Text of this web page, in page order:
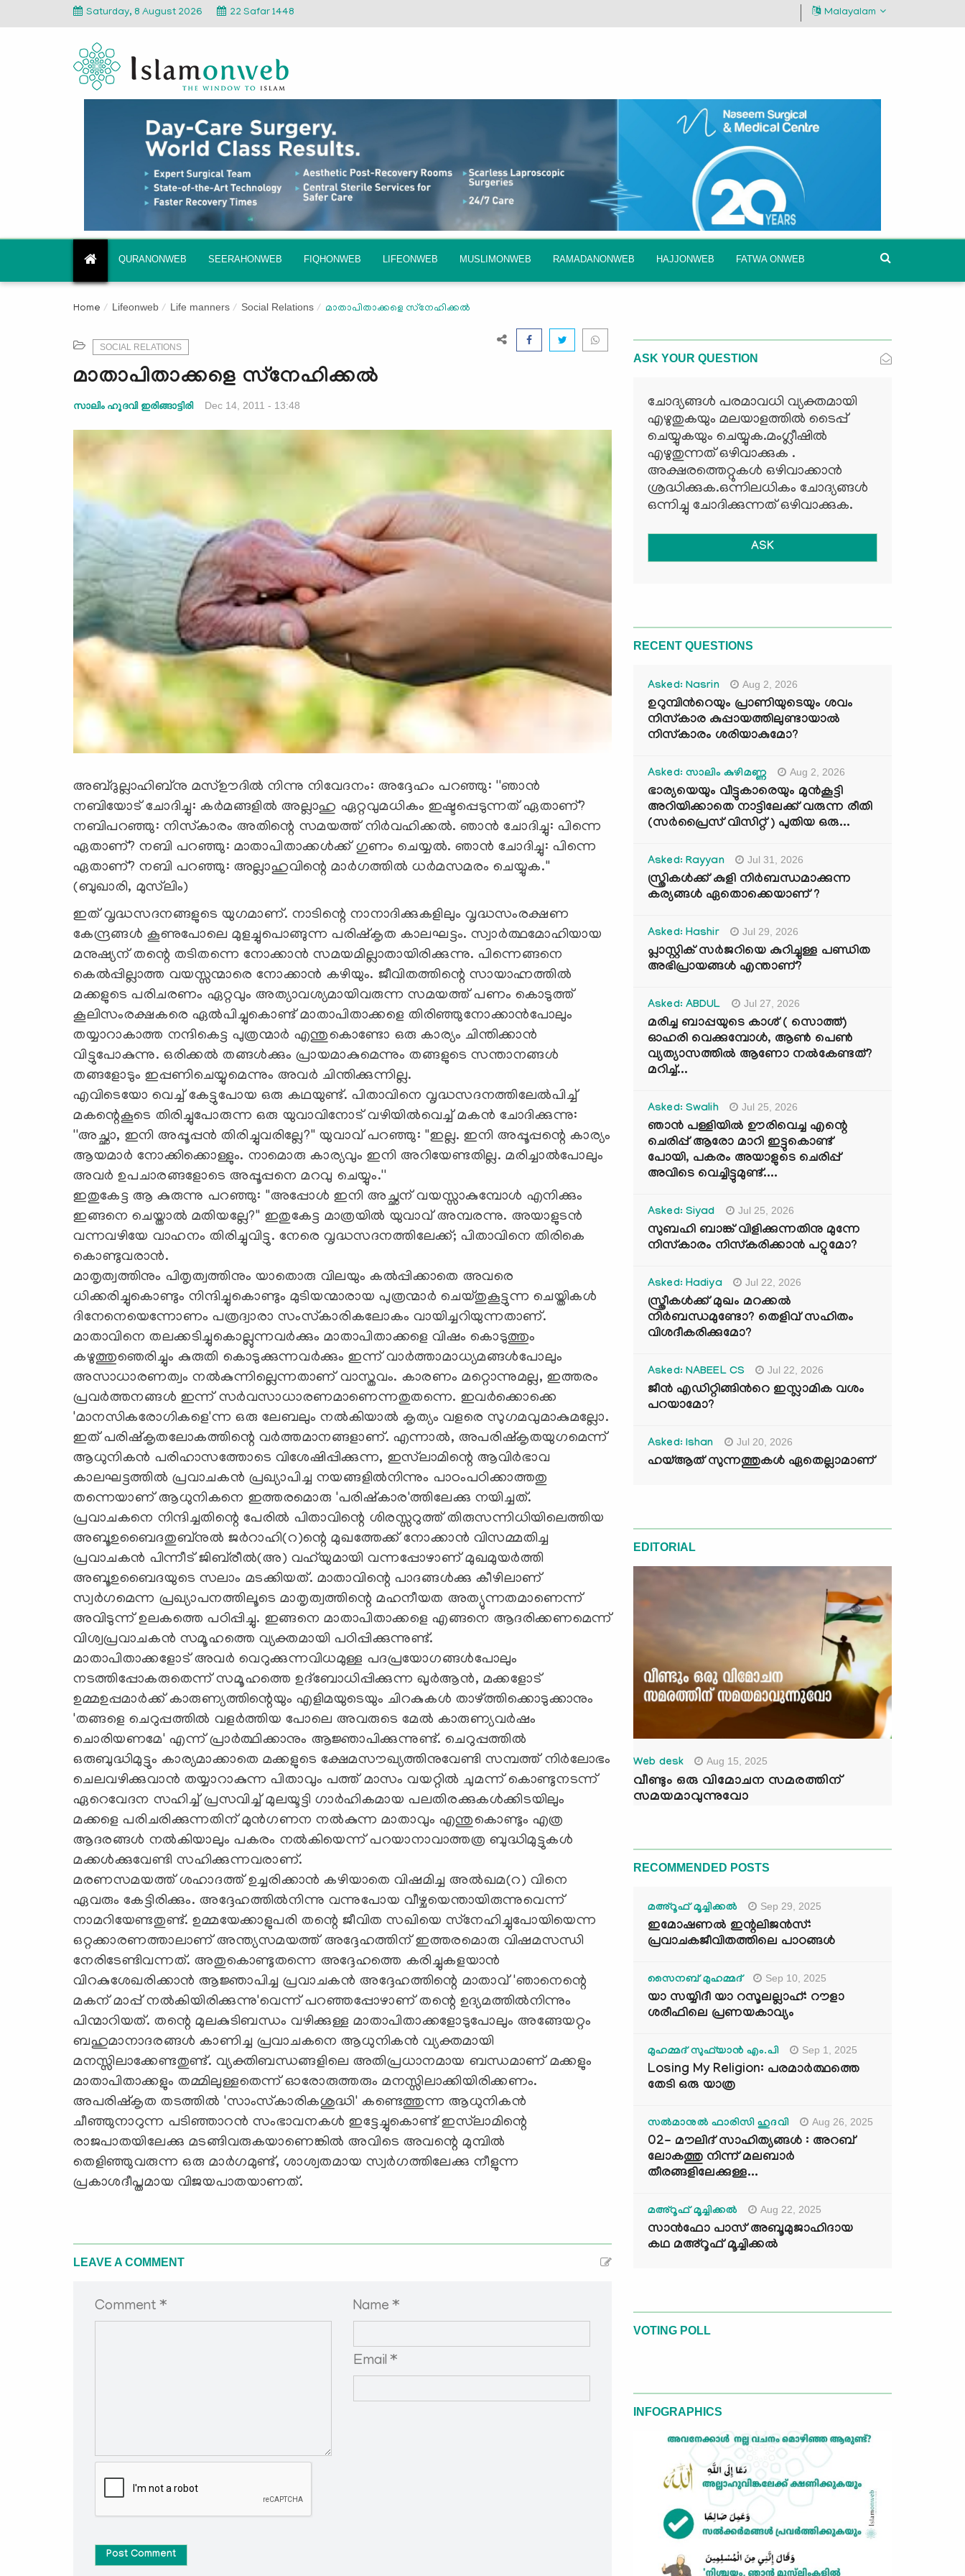
Saturday, 8 August 2026 22 Safar 1448 Malayalam
QURANONWEB SEERAHONWEB FIQHONWEB LIFEONWEB MUSLIMONWEB RAMADANONWEB HAJJONWEB FATWA ONWEB
Home Lifeonweb Life manners Social Relations മാതാപിതാക്കളെ സ്‌നേഹിക്കല്‍
SOCIAL RELATIONS
മാതാപിതാക്കളെ സ്‌നേഹിക്കല്‍
സാലിം ഹൂദവി ഇരിങ്ങാട്ടിരി Dec 14, 2011 - 13:48
അബ്ദുല്ലാഹിബ്‌നു മസ്ഊദില്‍ നിന്നു നിവേദനം: അദ്ദേഹം പറഞ്ഞു: ''ഞാന്‍
നബിയോട് ചോദിച്ചു: കര്‍മങ്ങളില്‍ അല്ലാഹു ഏറ്റവുമധികം ഇഷ്ടപ്പെടുന്നത് ഏതാണ്?
നബിപറഞ്ഞു: നിസ്‌കാരം അതിന്റെ സമയത്ത് നിര്‍വഹിക്കല്‍. ഞാന്‍ ചോദിച്ചു: പിന്നെ
ഏതാണ്? നബി പറഞ്ഞു: മാതാപിതാക്കള്‍ക്ക് ഗുണം ചെയ്യല്‍. ഞാന്‍ ചോദിച്ചു: പിന്നെ
ഏതാണ്? നബി പറഞ്ഞു: അല്ലാഹുവിന്റെ മാര്‍ഗത്തില്‍ ധര്‍മസമരം ചെയ്യുക.''
(ബുഖാരി, മുസ്‌ലിം)
ഇത് വൃദ്ധസദനങ്ങളുടെ യുഗമാണ്. നാടിന്റെ നാനാദിക്കുകളിലും വൃദ്ധസംരക്ഷണ
കേന്ദ്രങ്ങള്‍ കൂണുപോലെ മുളച്ചുപൊങ്ങുന്ന പരിഷ്‌കൃത കാലഘട്ടം. സ്വാര്‍ത്ഥമോഹിയായ
മനുഷ്യന് തന്റെ തടിതന്നെ നോക്കാന്‍ സമയമില്ലാതായിരിക്കുന്നു. പിന്നെങ്ങനെ
കെല്‍പ്പില്ലാത്ത വയസ്സന്മാരെ നോക്കാന്‍ കഴിയും. ജീവിതത്തിന്റെ സായാഹ്നത്തില്‍
മക്കളുടെ പരിചരണം ഏറ്റവും അത്യാവശ്യമായിവരുന്ന സമയത്ത് പണം കൊടുത്ത്
കൂലിസംരക്ഷകരെ ഏല്‍പിച്ചുകൊണ്ട് മാതാപിതാക്കളെ തിരിഞ്ഞുനോക്കാന്‍പോലും
തയ്യാറാകാത്ത നന്ദികെട്ട പുത്രന്മാര്‍ എന്തുകൊണ്ടോ ഒരു കാര്യം ചിന്തിക്കാന്‍
വിട്ടുപോകുന്നു. ഒരിക്കല്‍ തങ്ങള്‍ക്കും പ്രായമാകുമെന്നും തങ്ങളുടെ സന്താനങ്ങള്‍
തങ്ങളോടും ഇപ്പണിചെയ്യുമെന്നും അവര്‍ ചിന്തിക്കുന്നില്ല.
എവിടെയോ വെച്ച് കേട്ടുപോയ ഒരു കഥയുണ്ട്. പിതാവിനെ വൃദ്ധസദനത്തിലേല്‍പിച്ച്
മകന്റെകൂടെ തിരിച്ചുപോരുന്ന ഒരു യുവാവിനോട് വഴിയില്‍വെച്ച് മകന്‍ ചോദിക്കുന്നു:
''അച്ഛാ, ഇനി അപ്പൂപ്പന്‍ തിരിച്ചുവരില്ലേ?'' യുവാവ് പറഞ്ഞു: ''ഇല്ല. ഇനി അപ്പൂപ്പന്റെ കാര്യം
ആയമാര്‍ നോക്കിക്കൊള്ളും. നാമൊരു കാര്യവും ഇനി അറിയേണ്ടതില്ല. മരിച്ചാല്‍പോലും
അവര്‍ ഉപചാരങ്ങളോടെ അപ്പൂപ്പനെ മറവു ചെയ്യും.''
ഇതുകേട്ട ആ കുരുന്നു പറഞ്ഞു: ''അപ്പോള്‍ ഇനി അച്ഛന് വയസ്സാകുമ്പോള്‍ എനിക്കും
ഇങ്ങനെ ചെയ്താല്‍ മതിയല്ലേ?'' ഇതുകേട്ട മാത്രയില്‍ യുവാവ് അമ്പരന്നു. അയാളുടന്‍
വന്നവഴിയേ വാഹനം തിരിച്ചുവിട്ടു. നേരെ വൃദ്ധസദനത്തിലേക്ക്; പിതാവിനെ തിരികെ
കൊണ്ടുവരാന്‍.
മാതൃത്വത്തിനും പിതൃത്വത്തിനും യാതൊരു വിലയും കല്‍പ്പിക്കാതെ അവരെ
ധിക്കരിച്ചുകൊണ്ടും നിന്ദിച്ചുകൊണ്ടും മുടിയന്മാരായ പുത്രന്മാര്‍ ചെയ്തുകൂട്ടുന്ന ചെയ്തികള്‍
ദിനേനെയെന്നോണം പത്രദ്വാരാ സംസ്‌കാരികലോകം വായിച്ചറിയുന്നതാണ്.
മാതാവിനെ തലക്കടിച്ചുകൊല്ലുന്നവര്‍ക്കും മാതാപിതാക്കളെ വിഷം കൊടുത്തും
കഴുത്തുഞെരിച്ചും കുരുതി കൊടുക്കുന്നവര്‍ക്കും ഇന്ന് വാര്‍ത്താമാധ്യമങ്ങള്‍പോലും
അസാധാരണത്വം നല്‍കുന്നില്ലെന്നതാണ് വാസ്തവം. കാരണം മറ്റൊന്നുമല്ല, ഇത്തരം
പ്രവര്‍ത്തനങ്ങള്‍ ഇന്ന് സര്‍വസാധാരണമാണെന്നതുതന്നെ. ഇവര്‍ക്കൊക്കെ
'മാനസികരോഗികളെ'ന്ന ഒരു ലേബലും നല്‍കിയാല്‍ കൃത്യം വളരെ സുഗമവുമാകുമല്ലോ.
ഇത് പരിഷ്‌കൃതലോകത്തിന്റെ വര്‍ത്തമാനങ്ങളാണ്. എന്നാല്‍, അപരിഷ്‌കൃതയുഗമെന്ന്
ആധുനികന്‍ പരിഹാസത്തോടെ വിശേഷിപ്പിക്കുന്ന, ഇസ്‌ലാമിന്റെ ആവിര്‍ഭാവ
കാലഘട്ടത്തില്‍ പ്രവാചകന്‍ പ്രഖ്യാപിച്ച നയങ്ങളില്‍നിന്നും പാഠംപഠിക്കാത്തതു
തന്നെയാണ് ആധുനികനെ ഇത്തരമൊരു 'പരിഷ്‌കാര'ത്തിലേക്കു നയിച്ചത്.
പ്രവാചകനെ നിന്ദിച്ചതിന്റെ പേരില്‍ പിതാവിന്റെ ശിരസ്സറുത്ത് തിരുസന്നിധിയിലെത്തിയ
അബൂഉബൈദതുബ്‌നുല്‍ ജര്‍റാഹി(റ)ന്റെ മുഖത്തേക്ക് നോക്കാന്‍ വിസമ്മതിച്ച
പ്രവാചകന്‍ പിന്നീട് ജിബ്‌രീല്‍(അ) വഹ്‌യുമായി വന്നപ്പോഴാണ് മുഖമുയര്‍ത്തി
അബൂഉബൈദയുടെ സലാം മടക്കിയത്. മാതാവിന്റെ പാദങ്ങള്‍ക്കു കീഴിലാണ്
സ്വര്‍ഗമെന്ന പ്രഖ്യാപനത്തിലൂടെ മാതൃത്വത്തിന്റെ മഹനീയത അത്യുന്നതമാണെന്ന്
അവിടുന്ന് ഉലകത്തെ പഠിപ്പിച്ചു. ഇങ്ങനെ മാതാപിതാക്കളെ എങ്ങനെ ആദരിക്കണമെന്ന്
വിശ്വപ്രവാചകന്‍ സമൂഹത്തെ വ്യക്തമായി പഠിപ്പിക്കുന്നുണ്ട്.
മാതാപിതാക്കളോട് അവര്‍ വെറുക്കുന്നവിധമുള്ള പദപ്രയോഗങ്ങള്‍പോലും
നടത്തിപ്പോകരുതെന്ന് സമൂഹത്തെ ഉദ്‌ബോധിപ്പിക്കുന്ന ഖുര്‍ആന്‍, മക്കളോട്
ഉമ്മഉപ്പമാര്‍ക്ക് കാരുണ്യത്തിന്റെയും എളിമയുടെയും ചിറകുകള്‍ താഴ്ത്തിക്കൊടുക്കാനും
'തങ്ങളെ ചെറുപ്പത്തില്‍ വളര്‍ത്തിയ പോലെ അവരുടെ മേല്‍ കാരുണ്യവര്‍ഷം
ചൊരിയണമേ' എന്ന് പ്രാര്‍ത്ഥിക്കാനും ആജ്ഞാപിക്കുന്നുണ്ട്. ചെറുപ്പത്തില്‍
ഒരുബുദ്ധിമുട്ടും കാര്യമാക്കാതെ മക്കളുടെ ക്ഷേമസൗഖ്യത്തിനുവേണ്ടി സമ്പത്ത് നിര്‍ലോഭം
ചെലവഴിക്കുവാന്‍ തയ്യാറാകുന്ന പിതാവും പത്ത് മാസം വയറ്റില്‍ ചുമന്ന് കൊണ്ടുനടന്ന്
ഏറെവേദന സഹിച്ച് പ്രസവിച്ച് മുലയൂട്ടി ഗാര്‍ഹികമായ പലതിരക്കുകള്‍ക്കിടയിലും
മക്കളെ പരിചരിക്കുന്നതിന് മുന്‍ഗണന നല്‍കുന്ന മാതാവും എന്തുകൊണ്ടും എത്ര
ആദരങ്ങള്‍ നല്‍കിയാലും പകരം നല്‍കിയെന്ന് പറയാനാവാത്തത്ര ബുദ്ധിമുട്ടുകള്‍
മക്കള്‍ക്കുവേണ്ടി സഹിക്കുന്നവരാണ്.
മരണസമയത്ത് ശഹാദത്ത് ഉച്ചരിക്കാന്‍ കഴിയാതെ വിഷമിച്ച അല്‍ഖമ(റ) വിനെ
ഏവരും കേട്ടിരിക്കും. അദ്ദേഹത്തില്‍നിന്നു വന്നുപോയ വീഴ്ചയെന്തായിരുന്നുവെന്ന്
നാമറിയേണ്ടതുണ്ട്. ഉമ്മയേക്കാളുപരി തന്റെ ജീവിത സഖിയെ സ്‌നേഹിച്ചുപോയിയെന്ന
ഒറ്റക്കാരണത്താലാണ് അന്ത്യസമയത്ത് അദ്ദേഹത്തിന് ഇത്തരമൊരു വിഷമസന്ധി
നേരിടേണ്ടിവന്നത്. അതുകൊണ്ടുതന്നെ അദ്ദേഹത്തെ കരിച്ചുകളയാന്‍
വിറകുശേഖരിക്കാന്‍ ആജ്ഞാപിച്ച പ്രവാചകന്‍ അദ്ദേഹത്തിന്റെ മാതാവ് 'ഞാനെന്റെ
മകന് മാപ്പ് നല്‍കിയിരിക്കുന്നു'വെന്ന് പറഞ്ഞപ്പോഴാണ് തന്റെ ഉദ്യമത്തില്‍നിന്നും
പിന്മാറിയത്. തന്റെ മുലകുടിബന്ധം വഴിക്കുള്ള മാതാപിതാക്കളോടുപോലും അങ്ങേയറ്റം
ബഹുമാനാദരങ്ങള്‍ കാണിച്ച പ്രവാചകനെ ആധുനികന്‍ വ്യക്തമായി
മനസ്സിലാക്കേണ്ടതുണ്ട്. വ്യക്തിബന്ധങ്ങളിലെ അതിപ്രധാനമായ ബന്ധമാണ് മക്കളും
മാതാപിതാക്കളും തമ്മിലുള്ളതെന്ന് ഓരോരുത്തരും മനസ്സിലാക്കിയിരിക്കണം.
അപരിഷ്‌കൃത തടത്തില്‍ 'സാംസ്‌കാരികശുദ്ധി' കണ്ടെത്തുന്ന ആധുനികന്‍
ചീഞ്ഞുനാറുന്ന പടിഞ്ഞാറന്‍ സംഭാവനകള്‍ ഇട്ടേച്ചുകൊണ്ട് ഇസ്‌ലാമിന്റെ
രാജപാതയിലേക്കു മടങ്ങിവരുകയാണെങ്കില്‍ അവിടെ അവന്റെ മുമ്പില്‍
തെളിഞ്ഞുവരുന്ന ഒരു മാര്‍ഗമുണ്ട്, ശാശ്വതമായ സ്വര്‍ഗത്തിലേക്കു നീളുന്ന
പ്രകാശദീപ്തമായ വിജയപാതയാണത്.
LEAVE A COMMENT
Comment * Name *
Email *
Post Comment
ASK YOUR QUESTION
ചോദ്യങ്ങള്‍ പരമാവധി വ്യക്തമായി
എഴുതുകയും മലയാളത്തില്‍ ടൈപ്പ്
ചെയ്യുകയും ചെയ്യുക.മംഗ്ലീഷില്‍
എഴുതുന്നത് ഒഴിവാക്കുക .
അക്ഷരത്തെറ്റുകള്‍ ഒഴിവാക്കാന്‍
ശ്രദ്ധിക്കുക.ഒന്നിലധികം ചോദ്യങ്ങള്‍
ഒന്നിച്ചു ചോദിക്കുന്നത് ഒഴിവാക്കുക.
ASK
RECENT QUESTIONS
Asked: Nasrin Aug 2, 2026
ഉറുമ്പിന്‍റെയും പ്രാണിയുടെയും ശവം
നിസ്കാര കുപ്പായത്തിലുണ്ടായാൽ
നിസ്കാരം ശരിയാകുമോ?
Asked: സാലിം കുഴിമണ്ണ Aug 2, 2026
ഭാര്യയെയും വീട്ടുകാരെയും മുൻകൂട്ടി
അറിയിക്കാതെ നാട്ടിലേക്ക് വരുന്ന രീതി
(സർപ്രൈസ് വിസിറ്റ് ) പുതിയ ഒരു...
Asked: Rayyan Jul 31, 2026
സ്ത്രികൾക്ക് കുളി നിർബന്ധമാക്കുന്ന
കര്യങ്ങൾ ഏതൊക്കെയാണ് ?
Asked: Hashir Jul 29, 2026
പ്ലാസ്റ്റിക് സർജറിയെ കുറിച്ചുള്ള പണ്ഡിത
അഭിപ്രായങ്ങൾ എന്താണ്?
Asked: ABDUL Jul 27, 2026
മരിച്ച ബാപ്പയുടെ കാശ് ( സൊത്ത്)
ഓഹരി വെക്കുമ്പോൾ, ആണ്‍ പെണ്‍
വ്യത്യാസത്തില്‍ ആണോ നല്‍കേണ്ടത്?
മറിച്ച്...
Asked: Swalih Jul 25, 2026
ഞാൻ പള്ളിയിൽ ഊരിവെച്ച എന്റെ
ചെരിപ്പ് ആരോ മാറി ഇട്ടുകൊണ്ട്
പോയി, പകരം അയാളുടെ ചെരിപ്പ്
അവിടെ വെച്ചിട്ടുമുണ്ട്....
Asked: Siyad Jul 25, 2026
സുബഹി ബാങ്ക് വിളിക്കുന്നതിനു മുന്നേ
നിസ്കാരം നിസ്കരിക്കാൻ പറ്റുമോ?
Asked: Hadiya Jul 22, 2026
സ്ത്രീകൾക്ക് മുഖം മറക്കൽ
നിർബന്ധമുണ്ടോ? തെളിവ് സഹിതം
വിശദീകരിക്കുമോ?
Asked: NABEEL CS Jul 22, 2026
ജീൻ എഡിറ്റിങ്ങിന്‍റെ ഇസ്ലാമിക വശം
പറയാമോ?
Asked: Ishan Jul 20, 2026
ഹയ്ആത് സുന്നത്തുകൾ ഏതെല്ലാമാണ്
EDITORIAL
Web desk Aug 15, 2025
വീണ്ടും ഒരു വിമോചന സമരത്തിന്
സമയമാവുന്നുവോ
RECOMMENDED POSTS
മഅ്റൂഫ് മൂച്ചിക്കല്‍ Sep 29, 2025
ഇമോഷണൽ ഇന്റലിജൻസ്:
പ്രവാചകജീവിതത്തിലെ പാഠങ്ങൾ
സൈനബ് മുഹമ്മദ് Sep 10, 2025
യാ സയ്യിദീ യാ റസൂലല്ലാഹ്: റൗളാ
ശരീഫിലെ പ്രണയകാവ്യം
മുഹമ്മദ് സുഫ്‌യാൻ എം.പി Sep 1, 2025
Losing My Religion: പരമാർത്ഥത്തെ
തേടി ഒരു യാത്ര
സൽമാനുൽ ഫാരിസി ഹുദവി Aug 26, 2025
02- മൗലിദ് സാഹിത്യങ്ങൾ : അറബ്
ലോകത്തു നിന്ന് മലബാർ
തീരങ്ങളിലേക്കുള്ള...
മഅ്റൂഫ് മൂച്ചിക്കല്‍ Aug 22, 2025
സാൻഫോ പാസ് അബൂമുജാഹിദായ
കഥ മഅ്റൂഫ് മൂച്ചിക്കല്‍
VOTING POLL
INFOGRAPHICS